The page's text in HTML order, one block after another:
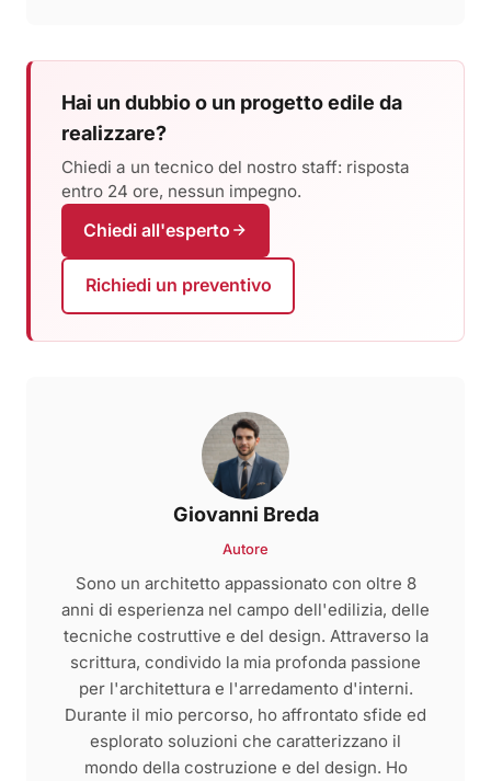
Hai un dubbio o un progetto edile da
realizzare?
Chiedi a un tecnico del nostro staff: risposta
entro 24 ore, nessun impegno.
Chiedi all'esperto
Richiedi un preventivo
Giovanni Breda
Autore
Sono un architetto appassionato con oltre 8
anni di esperienza nel campo dell'edilizia, delle
tecniche costruttive e del design. Attraverso la
scrittura, condivido la mia profonda passione
per l'architettura e l'arredamento d'interni.
Durante il mio percorso, ho affrontato sfide ed
esplorato soluzioni che caratterizzano il
mondo della costruzione e del design. Ho